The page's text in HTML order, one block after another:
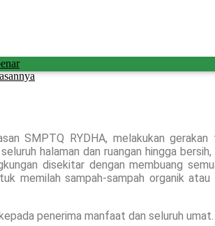
SMPTQ RYDHA, melakukan
halaman dan ruangan hingga
disekitar dengan membuang
memilah sampah-sampah organik
penerima manfaat dan seluruh umat.